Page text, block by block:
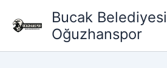
atla
Bucak Belediyesi
Oğuzhanspor